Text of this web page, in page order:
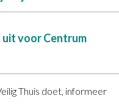
voor Centrum
Thuis doet, informeer